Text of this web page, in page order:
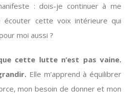
: dois-je continuer à me
écouter cette voix intérieure qui
moi aussi ?
cette lutte n’est pas vaine.
Elle m’apprend à équilibrer
mon besoin de donner et mon